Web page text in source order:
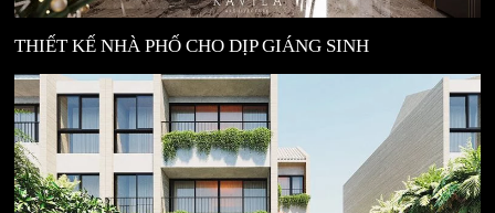
THIẾT KẾ NHÀ PHỐ CHO DỊP GIÁNG SINH